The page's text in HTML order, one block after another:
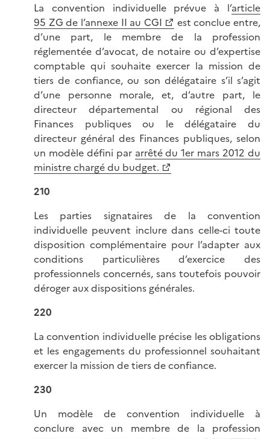
La convention individuelle prévue à l’article
95 ZG de l’annexe II au CGI
est conclue entre,
d’une part, le membre de la profession
réglementée d’avocat, de notaire ou d’expertise
comptable qui souhaite exercer la mission de
tiers de confiance, ou son délégataire s’il s’agit
d’une personne morale, et, d’autre part, le
directeur départemental ou régional des
Finances publiques ou le délégataire du
directeur général des Finances publiques, selon
un modèle défini par arrêté du 1er mars 2012 du
ministre chargé du budget.
210
Les parties signataires de la convention
individuelle peuvent inclure dans celle-ci toute
disposition complémentaire pour l’adapter aux
conditions particulières d’exercice des
professionnels concernés, sans toutefois pouvoir
déroger aux dispositions générales.
220
La convention individuelle précise les obligations
et les engagements du professionnel souhaitant
exercer la mission de tiers de confiance.
230
Un modèle de convention individuelle à
conclure avec un membre de la profession